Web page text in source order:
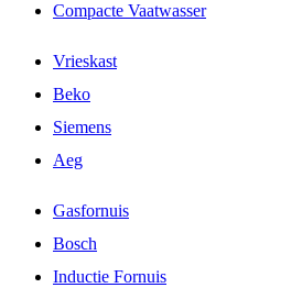
Compacte Vaatwasser
Vrieskast
Beko
Siemens
Aeg
Gasfornuis
Bosch
Inductie Fornuis